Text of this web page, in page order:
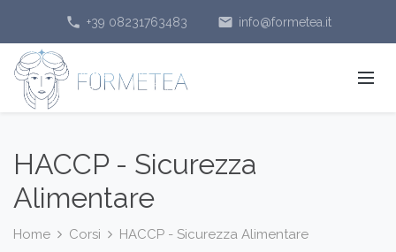
phone +39 08231763483 email info@formetea.it
HACCP - Sicurezza
Alimentare
Home Corsi HACCP - Sicurezza Alimentare